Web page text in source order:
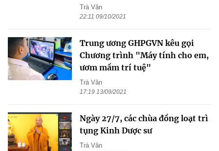
Trà Vân
22:11 09/10/2021
Trung ương GHPGVN kêu gọi
Chương trình "Máy tính cho em,
ươm mầm trí tuệ"
Trà Vân
17:19 13/09/2021
Ngày 27/7, các chùa đồng loạt trì
tụng Kinh Dược sư
Trà Vân